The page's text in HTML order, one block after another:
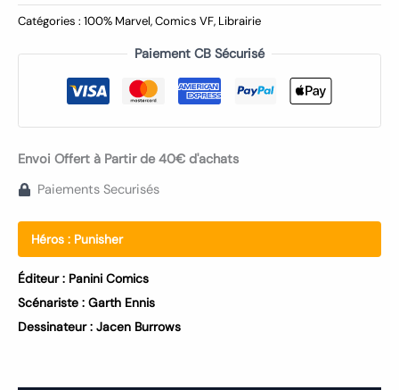
Catégories : 100% Marvel,Comics VF, Librairie
Paiement CB Sécurisé
Envoi Offert à Partir de 40€ d'achats
Paiements Securisés
Héros : Punisher
Éditeur : Panini Comics
Scénariste : Garth Ennis
Dessinateur : Jacen Burrows